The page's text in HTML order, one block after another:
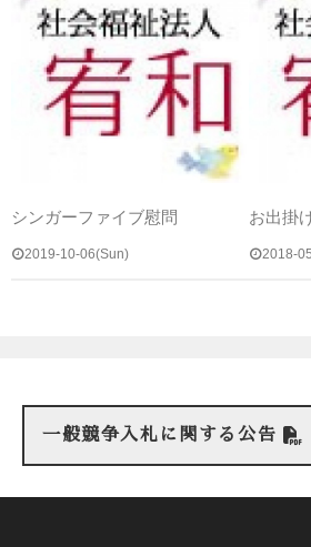
シンガーファイブ慰問
2019-10-06(Sun)
お出掛
2018-
一般競争入札に関する公告